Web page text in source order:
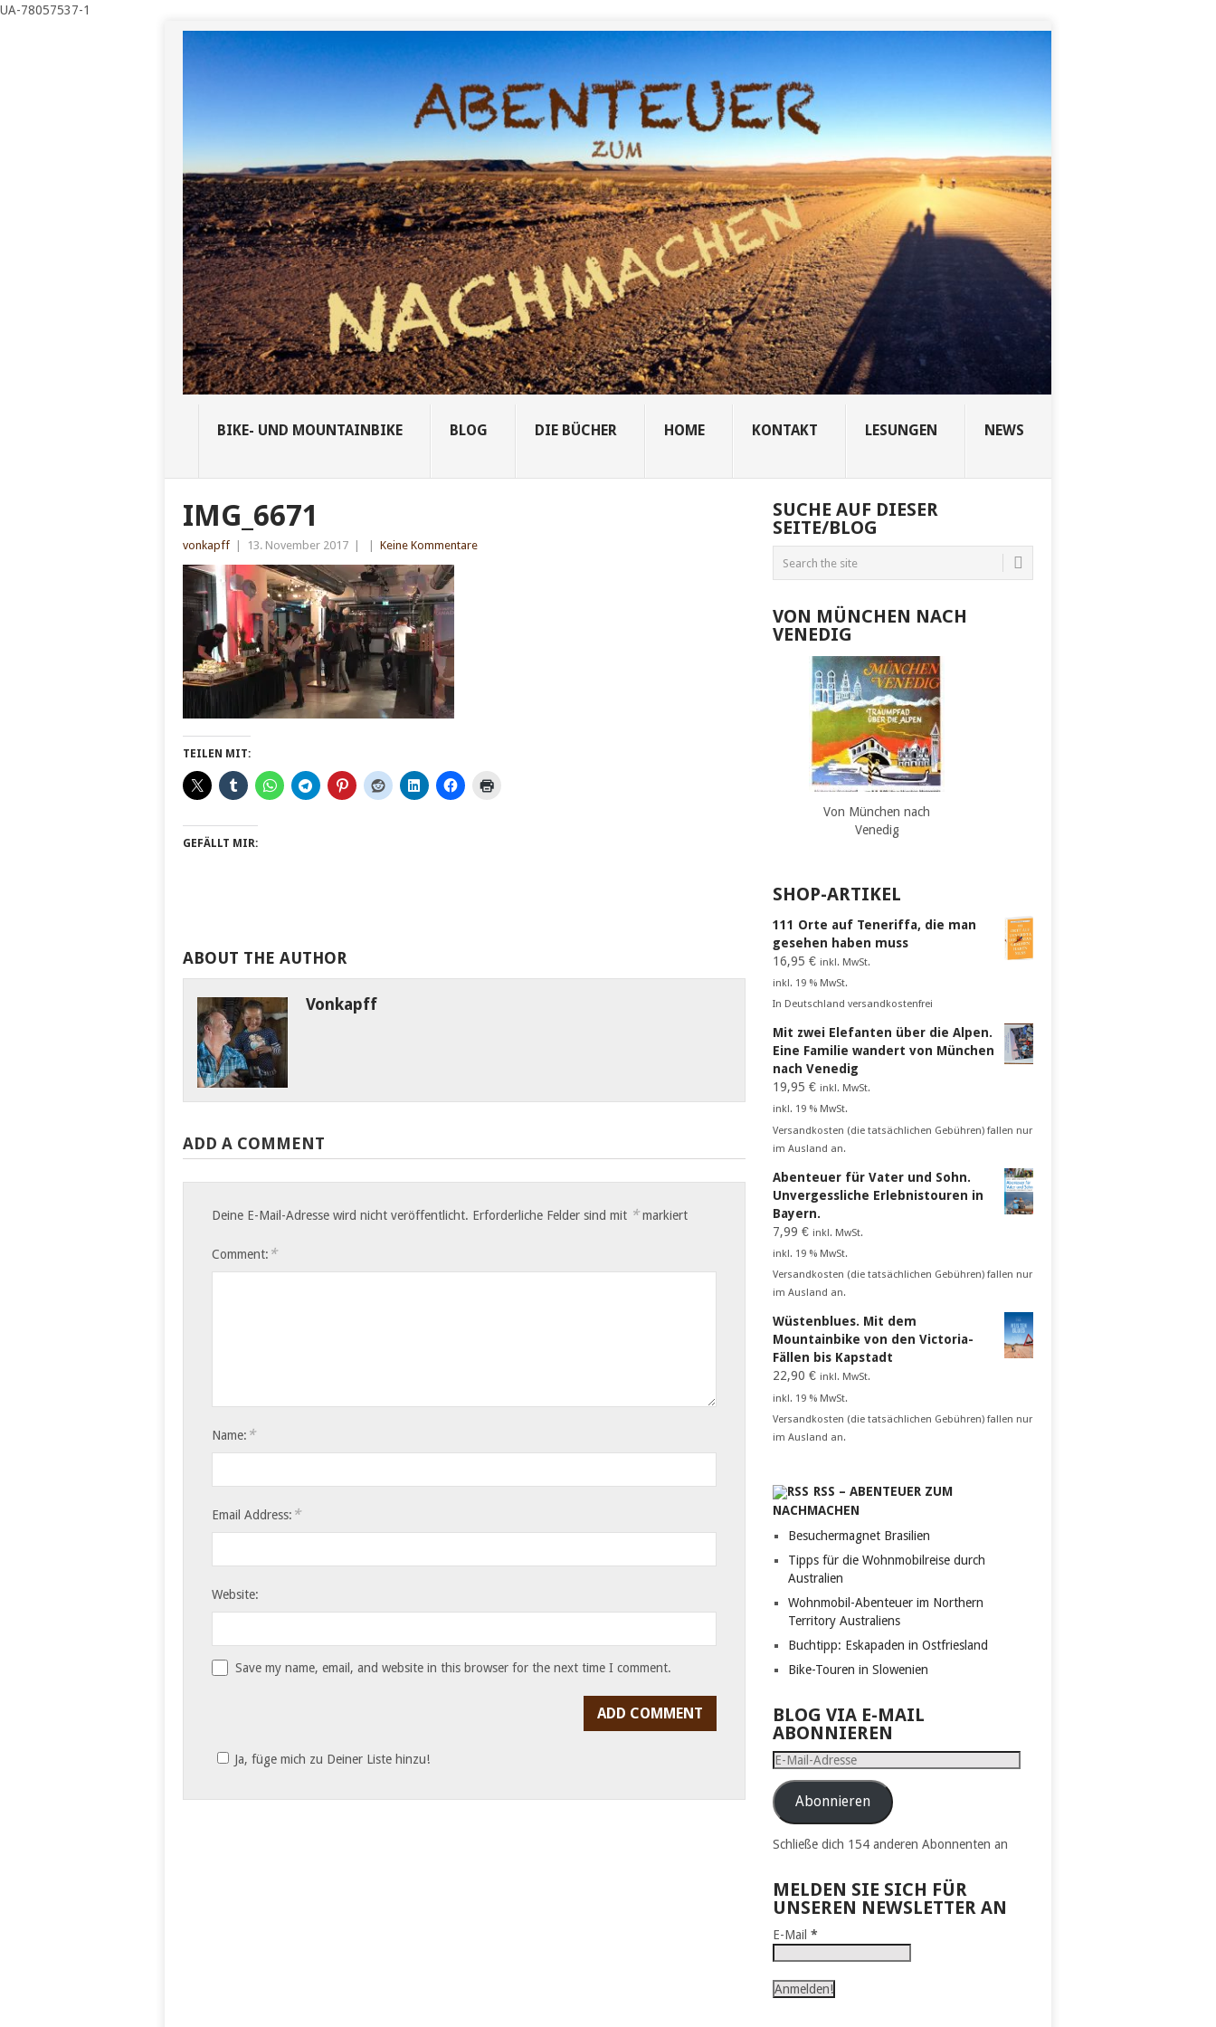
UA-78057537-1
BIKE- UND MOUNTAINBIKE BLOG DIE BÜCHER HOME KONTAKT LESUNGEN NEWS
IMG_6671
vonkapff 13. November 2017 Keine Kommentare
TEILEN MIT:
GEFÄLLT MIR:
ABOUT THE AUTHOR
Vonkapff
ADD A COMMENT
Deine E-Mail-Adresse wird nicht veröffentlicht. Erforderliche Felder sind mit *markiert
Comment: *
Name: *
Email Address: *
Website:
Save my name, email, and website in this browser for the next time I comment.
Ja, füge mich zu Deiner Liste hinzu!
SUCHE AUF DIESER
SEITE/BLOG
VON MÜNCHEN NACH
VENEDIG
Von München nach
Venedig
SHOP-ARTIKEL
111 Orte auf Teneriffa, die man
gesehen haben muss
16,95€ inkl. MwSt.
inkl. 19 % MwSt.
In Deutschland versandkostenfrei
Mit zwei Elefanten über die Alpen.
Eine Familie wandert von München
nach Venedig
19,95€ inkl. MwSt.
inkl. 19 % MwSt.
Versandkosten (die tatsächlichen Gebühren) fallen nur
im Ausland an.
Abenteuer für Vater und Sohn.
Unvergessliche Erlebnistouren in
Bayern.
7,99€ inkl. MwSt.
inkl. 19 % MwSt.
Versandkosten (die tatsächlichen Gebühren) fallen nur
im Ausland an.
Wüstenblues. Mit dem
Mountainbike von den Victoria-
Fällen bis Kapstadt
22,90€ inkl. MwSt.
inkl. 19 % MwSt.
Versandkosten (die tatsächlichen Gebühren) fallen nur
im Ausland an.
RSS – ABENTEUER ZUM
NACHMACHEN
Besuchermagnet Brasilien
Tipps für die Wohnmobilreise durch
Australien
Wohnmobil-Abenteuer im Northern
Territory Australiens
Buchtipp: Eskapaden in Ostfriesland
Bike-Touren in Slowenien
BLOG VIA E-MAIL
ABONNIEREN
E-
Mail-
AdresseAbonnieren
Schließe dich 154 anderen Abonnenten an
MELDEN SIE SICH FÜR
UNSEREN NEWSLETTER AN
E-Mail*